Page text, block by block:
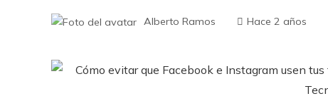
Alberto Ramos Hace 2 años